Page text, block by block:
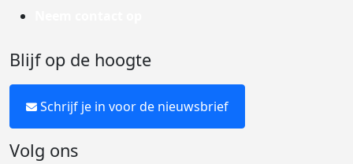
Blijf op de hoogte
Schrijf je in voor de nieuwsbrief
Volg ons